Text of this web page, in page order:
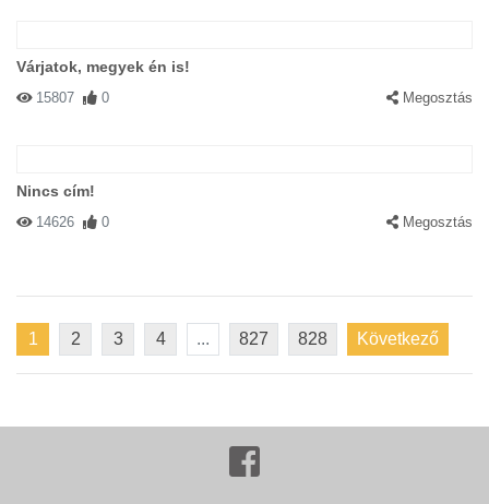
Várjatok, megyek én is!
15807 0 Megosztás
Nincs cím!
14626 0 Megosztás
1 2 3 4 ... 827 828 Következő